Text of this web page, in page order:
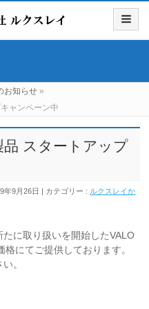
お知らせ »
ャンペーン中
品 スタートアップ
年9月26日 カテゴリー : ルクスレイか
に取り扱いを開始したVALO
にてご提供しております。
。